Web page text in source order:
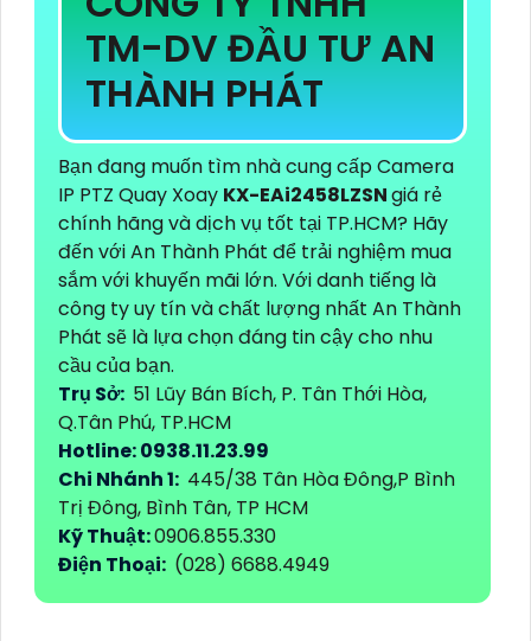
TM-DV ĐẦU TƯ AN
THÀNH PHÁT
Bạn đang muốn tìm nhà cung cấp Camera
IP PTZ Quay Xoay KX-EAi2458LZSNgiá rẻ
chính hãng và dịch vụ tốt tại TP.HCM? Hãy
đến với An Thành Phát để trải nghiệm mua
sắm với khuyến mãi lớn. Với danh tiếng là
công ty uy tín và chất lượng nhất An Thành
Phát sẽ là lựa chọn đáng tin cậy cho nhu
cầu của bạn.
Trụ Sở: 51 Lũy Bán Bích, P. Tân Thới Hòa,
Q.Tân Phú, TP.HCM
Hotline: 0938.11.23.99
Chi Nhánh 1: 445/38 Tân Hòa Đông,P Bình
Trị Đông, Bình Tân, TP HCM
Kỹ Thuật:0906.855.330
Điện Thoại: (028) 6688.4949